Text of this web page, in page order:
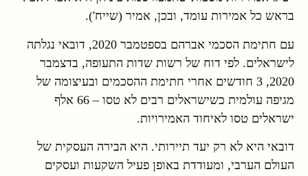
בראש כל אמירות עומד, ובכן, אמיר (שייח').
עם חתימת הסכמי אברהם בספטמבר 2020, דובאי נגלתה
לישראלים. לפי דוח של רשות שדות התעופה, בדצמבר
2020, 3 חודשים אחרי חתימת ההסכמים ובעיצומה של
מגיפה עולמית כשישראלים רבים לא טסו – 66 אלף
ישראלים טסו לאיחוד האמירויות.
דובאי היא לא רק יעד תיירותי. היא הבירה העסקית של
העולם הערבי, ומעודדת באופן פעיל השקעות ועסקים